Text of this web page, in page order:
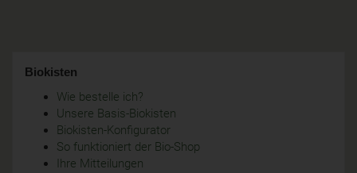
Biokisten
Wie bestelle ich?
Unsere Basis-Biokisten
Biokisten-Konfigurator
So funktioniert der Bio-Shop
Ihre Mitteilungen